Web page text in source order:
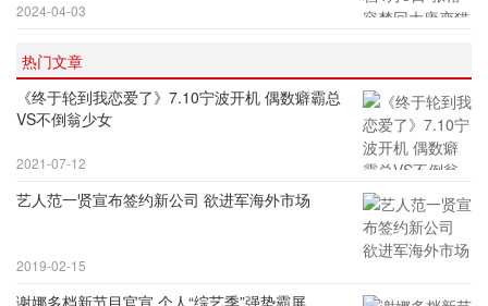
2024-04-03
热门文章
《终于轮到我恋爱了》7.10宁波开机 偶数癖霸总
VS不倒翁少女
2021-07-12
艺人范一贤宣布签约新公司 欲进军海外市场
2019-02-15
谢娜多档新节目官宣 个人“综艺季”强势霸屏